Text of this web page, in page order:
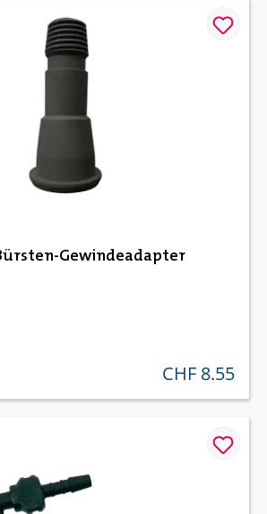
Bürsten-Gewindeadapter
regulärer preis:
CHF 8.55